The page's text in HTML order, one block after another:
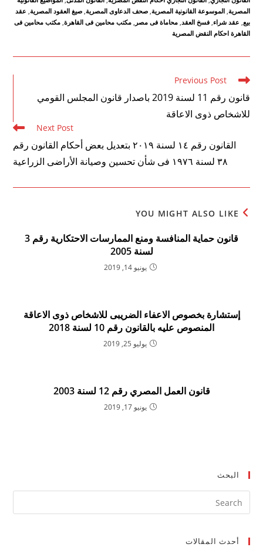
المصرية, الموسوعة القانونية المصرية, صحف الدعاوى المصرية, صيغ العقود المصرية, عقد
بيع, عقد شراء, فسخ العقد, محاماة فى مصر , مكتب محامين فى القاهرة, مكتب محامين فى
القاهرة احكام النقض المصرية
Read
more
articles
Previous Post
قانون رقم 11 لسنة 2019 باصدار قانون المجلس القومي
للاشخاص ذوى الاعاقة
Next Post
القانون رقم ۱٤ لسنة ۲۰۱۹ بتعديل بعض أحكام القانون رقم
۳۸ لسنة ۱۹۷٦ فى شأن تحسين وصيانة الأراضى الزراعية
YOU MIGHT ALSO LIKE
قانون حماية المنافسة ومنع الممارسات الاحتكارية رقم 3
لسنة 2005
يونيو 14, 2019
إستشارة بخصوص الاعفاء الضريبى للاشخاص ذوى الاعاقة
المنصوص عليه بالقانون رقم 10 لسنة 2018
يوليو 25, 2019
قانون العمل المصري رقم 12 لسنة 2003
يونيو 17, 2019
البحث
أحدث المقالات